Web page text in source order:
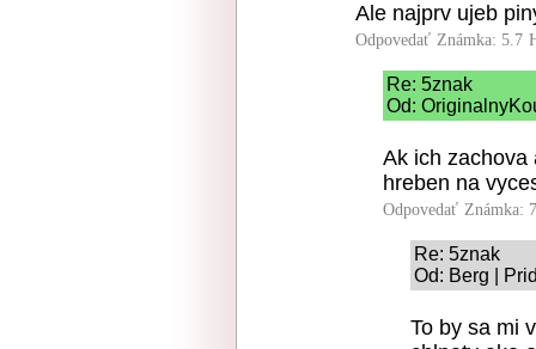
Ale najprv ujeb
Odpovedať Známka: 5.7
Re: 5znak
Od:
Ak ich zachova
hreben na
Odpovedať Známka:
Re: 5znak
Od: Berg |
To by sa mi